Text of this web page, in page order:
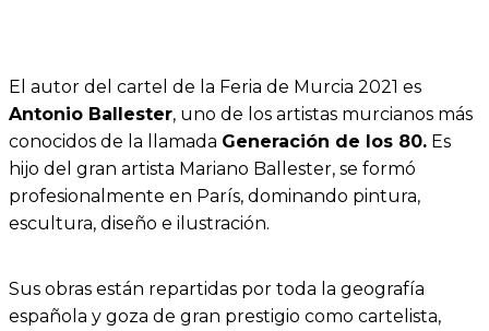
El autor del cartel de la Feria de Murcia 2021 es
Antonio Ballester, uno de los artistas murcianos más
conocidos de la llamada Generación de los 80. Es
hijo del gran artista Mariano Ballester, se formó
profesionalmente en París, dominando pintura,
escultura, diseño e ilustración.
Sus obras están repartidas por toda la geografía
española y goza de gran prestigio como cartelista,